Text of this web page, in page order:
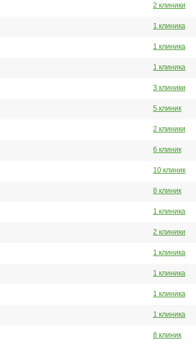
2 клиники
1 клиника
1 клиника
1 клиника
3 клиники
5 клиник
2 клиники
6 клиник
10 клиник
8 клиник
1 клиника
2 клиники
1 клиника
1 клиника
1 клиника
1 клиника
8 клиник